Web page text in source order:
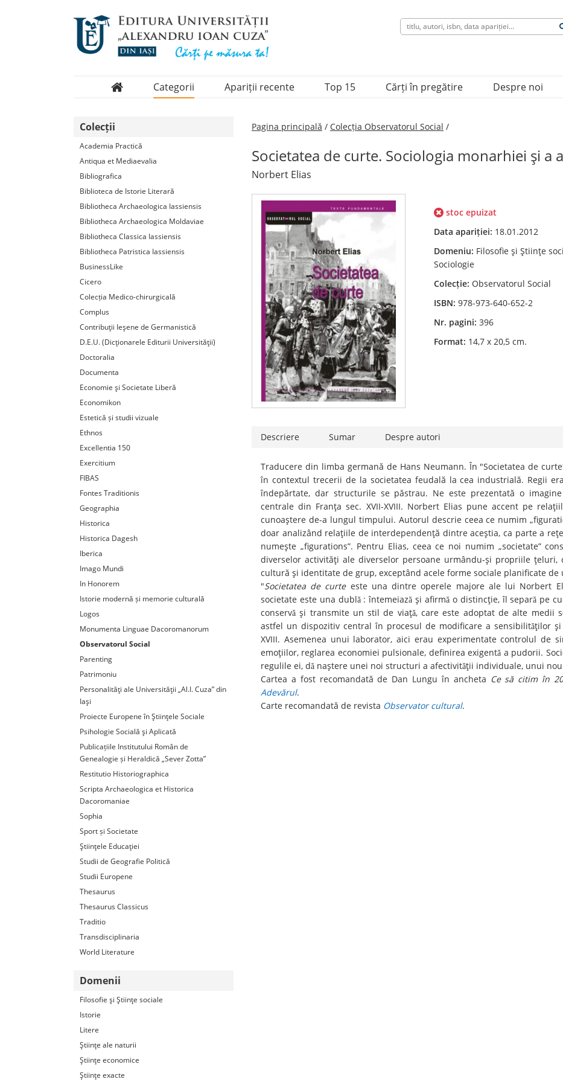
Categorii Apariții recente Top 15 Cărți în pregătire Despre noi
Colecții
Academia Practică
Antiqua et Mediaevalia
Bibliografica
Biblioteca de Istorie Literară
Bibliotheca Archaeologica Iassiensis
Bibliotheca Archaeologica Moldaviae
Bibliotheca Classica Iassiensis
Bibliotheca Patristica Iassiensis
BusinessLike
Cicero
Colecția Medico-chirurgicală
Complus
Contribuţii Ieşene de Germanistică
D.E.U. (Dicţionarele Editurii Universităţii)
Doctoralia
Documenta
Economie şi Societate Liberă
Economikon
Estetică și studii vizuale
Ethnos
Excellentia 150
Exercitium
FIBAS
Fontes Traditionis
Geographia
Historica
Historica Dagesh
Iberica
Imago Mundi
In Honorem
Istorie modernă și memorie culturală
Logos
Monumenta Linguae Dacoromanorum
Observatorul Social
Parenting
Patrimoniu
Personalităţi ale Universităţii „Al.I. Cuza” din
Iaşi
Proiecte Europene în Ştiinţele Sociale
Psihologie Socială şi Aplicată
Publicațiile Institutului Român de
Genealogie și Heraldică „Sever Zotta”
Restitutio Historiographica
Scripta Archaeologica et Historica
Dacoromaniae
Sophia
Sport și Societate
Ştiinţele Educaţiei
Studii de Geografie Politică
Studii Europene
Thesaurus
Thesaurus Classicus
Traditio
Transdisciplinaria
World Literature
Domenii
Filosofie şi Ştiinţe sociale
Istorie
Litere
Ştiinţe ale naturii
Ştiinţe economice
Ştiinţe exacte
Pagina principală / Colecția Observatorul Social /
Societatea de curte. Sociologia monarhiei şi a
Norbert Elias
stoc epuizat
Data apariției: 18.01.2012
Domeniu: Filosofie şi Ştiinţe
Sociologie
Colecție: Observatorul Social
ISBN:978-973-640-652-2
Nr. pagini:396
Format: 14,7 x 20,5 cm.
Descriere Sumar Despre autori
Traducere din limba germană de Hans Neumann. În "Societatea de
în contextul trecerii de la societatea feudală la cea industrială. Regii
îndepărtate, dar structurile se păstrau. Ne este prezentată o
centrale din Franţa sec. XVII-XVIII. Norbert Elias pune accent pe
cunoaştere de-a lungul timpului. Autorul descrie ceea ce numim
doar analizând relaţiile de interdependenţă dintre aceştia, ca parte a
numeşte „figurations”. Pentru Elias, ceea ce noi numim „societate”
diverselor activităţi ale diverselor persoane urmându-şi propriile
cultură şi identitate de grup, exceptând acele forme sociale planificate
"Societatea de curteeste una dintre operele majore ale lui Norbert
societate este una dublǎ : întemeiazǎ şi afirmǎ o distincţie, îl separǎ pe
conservǎ şi transmite un stil de viaţǎ, care este adoptat de alte medii
astfel un dispozitiv central în procesul de modificare a sensibilitǎţilor
XVIII. Asemenea unui laborator, aici erau experimentate controlul de
emoţiilor, reglarea economiei pulsionale, definirea exigentǎ a pudorii.
regulile ei, dǎ naştere unei noi structuri a afectivitǎţii individuale, unui
Cartea a fost recomandată de Dan Lungu în ancheta Ce să citim în
Adevărul.
Carte recomandată de revista Observator cultural.